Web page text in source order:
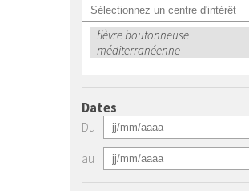
fièvre boutonneuse
méditerranéenne
Dates
Du
au